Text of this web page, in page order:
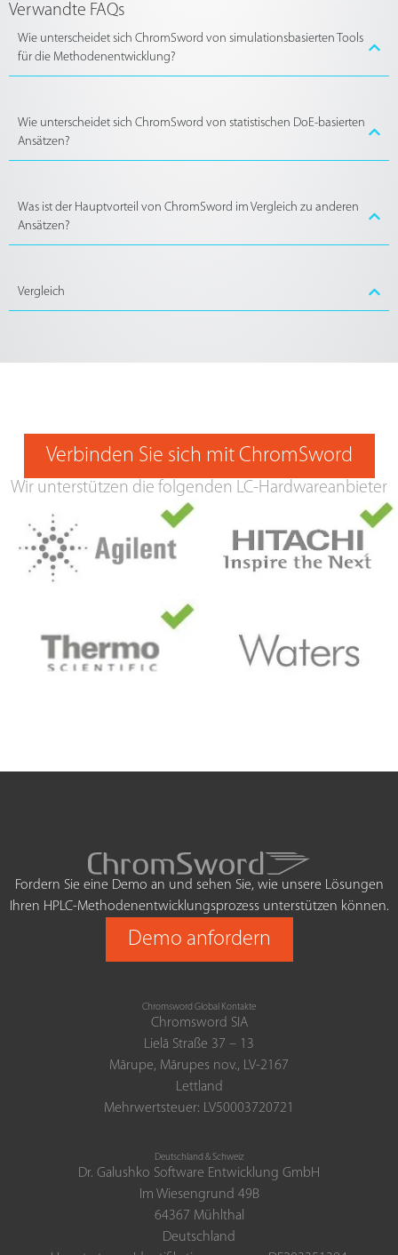
Verwandte FAQs
Wie unterscheidet sich ChromSword von simulationsbasierten Tools
für die Methodenentwicklung?
Wie unterscheidet sich ChromSword von statistischen DoE-basierten
Ansätzen?
Was ist der Hauptvorteil von ChromSword im Vergleich zu anderen
Ansätzen?
Vergleich
Verbinden Sie sich mit ChromSword
Wir unterstützen die folgenden LC-Hardwareanbieter
Fordern Sie eine Demo an und sehen Sie, wie unsere Lösungen
Ihren HPLC-Methodenentwicklungsprozess unterstützen können.
Demo anfordern
Chromsword Global Kontakte
Chromsword SIA
Lielā Straße 37 – 13
Mārupe, Mārupes nov., LV-2167
Lettland
Mehrwertsteuer: LV50003720721
Deutschland & Schweiz
Dr. Galushko Software Entwicklung GmbH
Im Wiesengrund 49B
64367 Mühlthal
Deutschland